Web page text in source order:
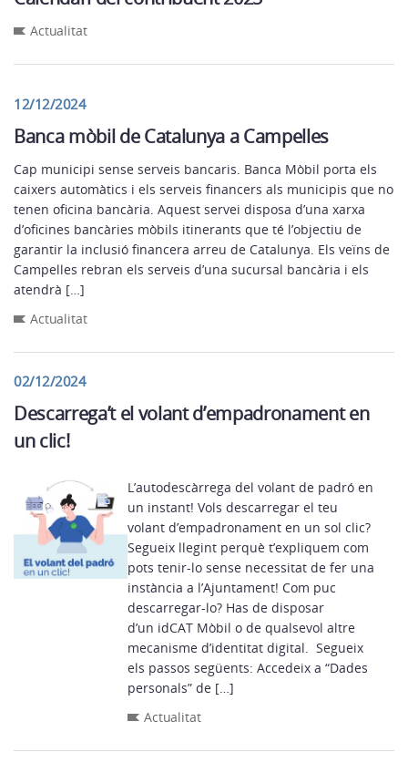
Actualitat
12/12/2024
Banca mòbil de Catalunya a Campelles
Cap municipi sense serveis bancaris. Banca Mòbil porta els
caixers automàtics i els serveis financers als municipis que no
tenen oficina bancària. Aquest servei disposa d’una xarxa
d’oficines bancàries mòbils itinerants que té l’objectiu de
garantir la inclusió financera arreu de Catalunya. Els veïns de
Campelles rebran els serveis d’una sucursal bancària i els
atendrà […]
Actualitat
02/12/2024
Descarrega’t el volant d’empadronament en
un clic!
L’autodescàrrega del volant de padró en
un instant! Vols descarregar el teu
volant d’empadronament en un sol clic?
Segueix llegint perquè t’expliquem com
pots tenir-lo sense necessitat de fer una
instància a l’Ajuntament! Com puc
descarregar-lo? Has de disposar
d’un idCAT Mòbil o de qualsevol altre
mecanisme d’identitat digital. Segueix
els passos següents: Accedeix a “Dades
personals” de […]
Actualitat